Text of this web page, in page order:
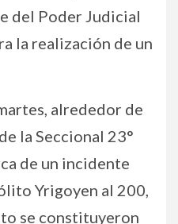
del Poder Judicial
la realización de un
alrededor de
la Seccional 23°
de un incidente
Yrigoyen al 200,
se constituyeron